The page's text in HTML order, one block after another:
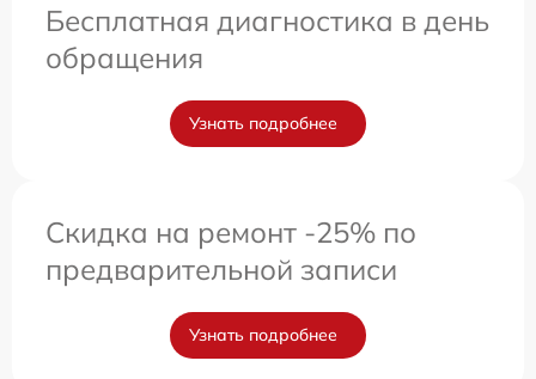
Бесплатная диагностика в день
обращения
Узнать подробнее
Скидка на ремонт -25% по
предварительной записи
Узнать подробнее